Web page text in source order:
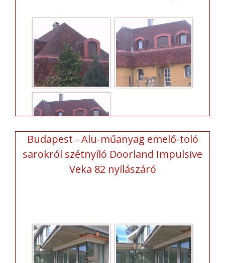
Budapest - Alu-műanyag emelő-toló
sarokról szétnyíló Doorland Impulsive
Veka 82 nyílászáró